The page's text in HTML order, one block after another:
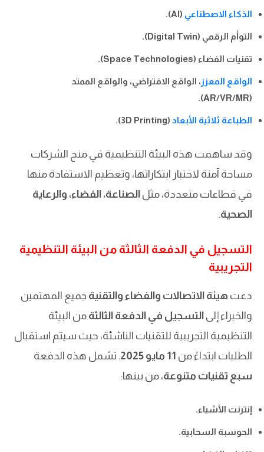
الذكاء الاصطناعي (AI).
التوأم الرقمي (Digital Twin).
تقنيات الفضاء (Space Technologies).
الواقع المعزز ، الواقع الافتراضي، والواقع الممتد
(AR/VR/MR).
الطباعة ثلاثية الأبعاد (3D Printing).
وقد ساهمت هذه البيئة التنظيمية في منح الشركات
مساحة آمنة لاختبار ابتكاراتها، وتعظيم الاستفادة منها
في قطاعات متعددة، مثل الصناعة، الفضاء، والرعاية
الصحية.
التسجيل في الدفعة الثالثة من البيئة التنظيمية
التجريبية
دعت هيئة الاتصالات والفضاء والتقنية جميع المهتمين
والخبراء إلى التسجيل في الدفعة الثالثة من البيئة
التنظيمية التجريبية للتقنيات الناشئة، حيث سيتم استقبال
الطلبات ابتداءً من 11 مايو 2025
. تشمل هذه الدفعة
سبع تقنيات متنوعة، من بينها:
إنترنت الأشياء.
الحوسبة السحابية.